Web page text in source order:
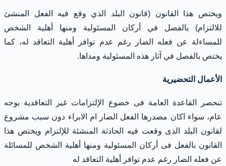
ويختص هذا القانون (قانون البلد الذي وقع فيه الفعل المنشئ
للالتزام) بالفصل في أركان المسئولية ومنها أهلية الشخص
للمساءلة عن فعله الضار رغم عدم توافر أهلية التعاقد له، كما
يختص بالفصل في آثار هذه المسئولية ومداها.
الأعمال التحضيرية
تنحصر القاعدة العامة فى خضوع الإلتزامات غير التعاقدية بوجه
عام، سواء اكان مصدرها الفعل الضار ام الابراء دون سبب مشروع
لقانون البلد الذى وقعت فيه الحادثة المنشئة للإلتزام ويختص هذا
القانون بالفعل فى أركان المسئولية ومنها أهلية الشخص للمسائلة
عن فعله الضار رغم عدم توافر أهلية التعاقد له